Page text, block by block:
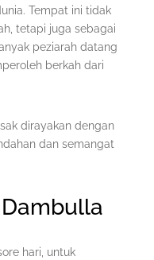
Tempat ini tidak
tetapi juga sebagai
peziarah datang
berkah dari
dirayakan dengan
dan semangat
hari, untuk